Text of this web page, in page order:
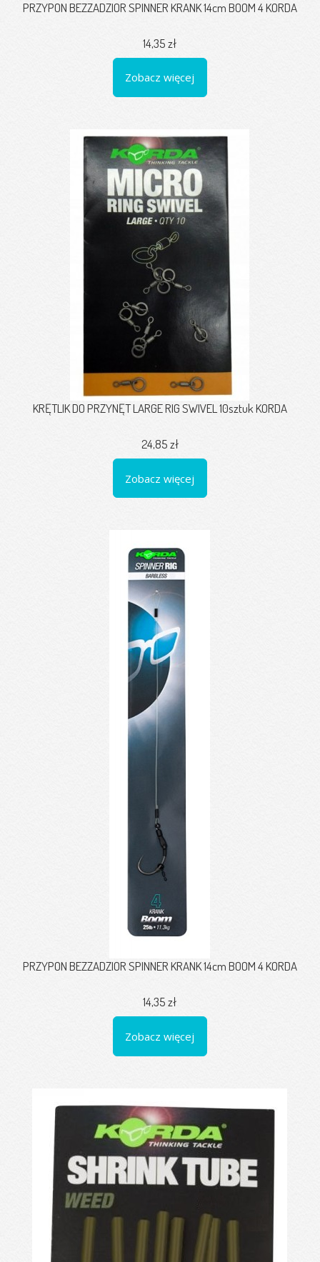
PRZYPON BEZZADZIOR SPINNER KRANK 14cm BOOM 4 KORDA
14,35 zł
Zobacz więcej
KRĘTLIK DO PRZYNĘT LARGE RIG SWIVEL 10sztuk KORDA
24,85 zł
Zobacz więcej
PRZYPON BEZZADZIOR SPINNER KRANK 14cm BOOM 4 KORDA
14,35 zł
Zobacz więcej